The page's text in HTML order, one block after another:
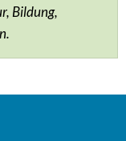
Bildung,